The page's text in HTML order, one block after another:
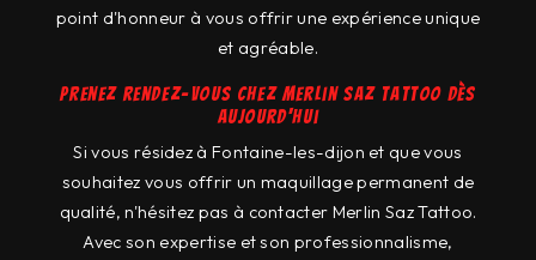
point d'honneur à vous offrir une expérience unique
et agréable.
Prenez rendez-vous chez Merlin Saz Tattoo dès
aujourd'hui
Si vous résidez à Fontaine-les-dijon et que vous
souhaitez vous offrir un maquillage permanent de
qualité, n'hésitez pas à contacter Merlin Saz Tattoo.
Avec son expertise et son professionnalisme,